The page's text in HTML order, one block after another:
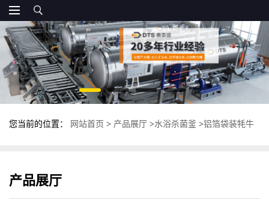
您当前的位置： 网站首页 > 产品展厅 >水浴杀菌釜 >铝箔袋装牦牛
产品展厅